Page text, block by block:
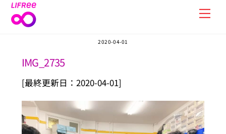
Skip
2020-04-01
IMG_2735
[最終更新日：2020-04-01]